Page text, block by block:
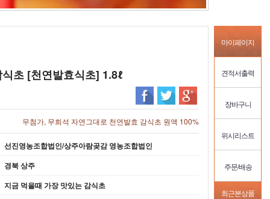
마이페이지
견적서출력
장바구니
위시리스트
주문/배송
최근본상품
초 [천연발효식초] 1.8ℓ
무첨가, 무희석 자연그대로 천연발효 감식초 원액 100%
선진영농조합법인/상주아람곶감 영농조합법인
경북 상주
지금 먹을때 가장 맛있는 감식초